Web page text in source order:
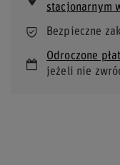
stacjonarnym
Bezpieczne
Odroczone
jeżeli nie